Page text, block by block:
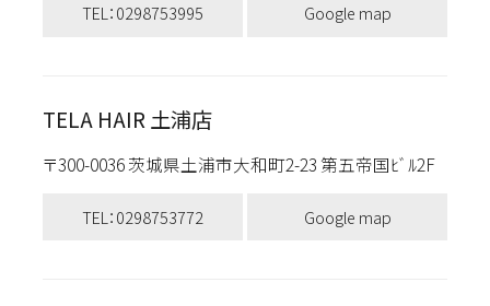
TEL：0298753995 Google map
TELA HAIR 土浦店
〒300-0036 茨城県土浦市大和町2-23 第五帝国ﾋﾞﾙ2F
TEL：0298753772 Google map